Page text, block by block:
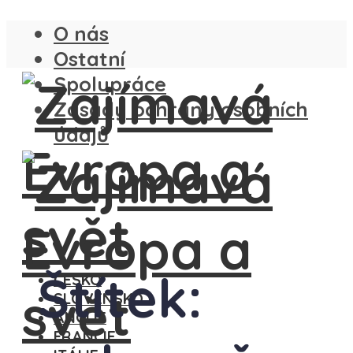
O nás
Ostatní
Spolupráce
Zásady ochrany osobních
údajů
ČESKO
SLOVENSKO
ANGLIE
FRANCIE
Štítek: